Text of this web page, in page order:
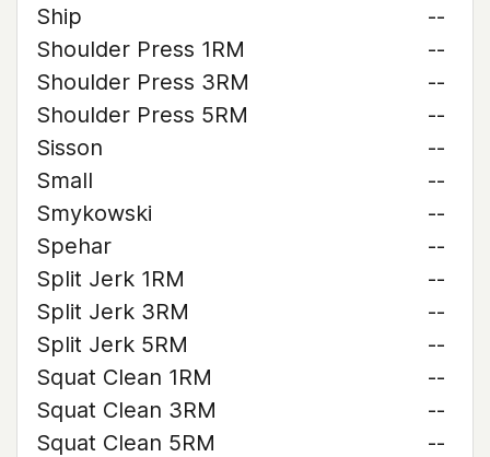
Ship
--
Shoulder Press 1RM
--
Shoulder Press 3RM
--
Shoulder Press 5RM
--
Sisson
--
Small
--
Smykowski
--
Spehar
--
Split Jerk 1RM
--
Split Jerk 3RM
--
Split Jerk 5RM
--
Squat Clean 1RM
--
Squat Clean 3RM
--
Squat Clean 5RM
--